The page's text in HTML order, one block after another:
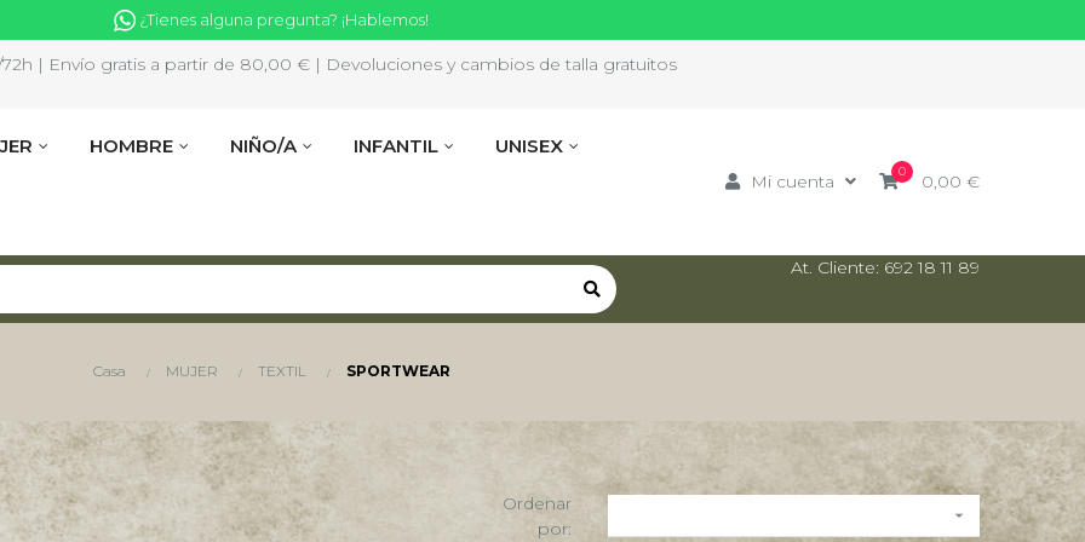
¿Tienes alguna pregunta? ¡Hablemos!
| Envío gratis a partir de 80,00 € | Devoluciones y cambios de talla gratuitos
HOMBRE NIÑO/A INFANTIL UNISEX
Mi cuenta 0 0,00 €
At. Cliente: 692 18 11 89
Casa MUJER TEXTIL SPORTWEAR
Ordenar
por:
